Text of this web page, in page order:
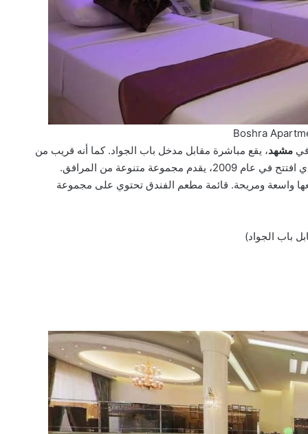
Boshra
فيمشهد، يقع مباشرة مقابل مدخل باب الجواد. كما أنه قريب من
. هذا الفندق ذو الأربع نجوم، الذي افتتح في عام 2009، يقدم مجموعة متنوعة من المرافق.
واسعة ومريحة. قائمة مطعم الفندق تحتوي على مجموعة
باب الجواد)